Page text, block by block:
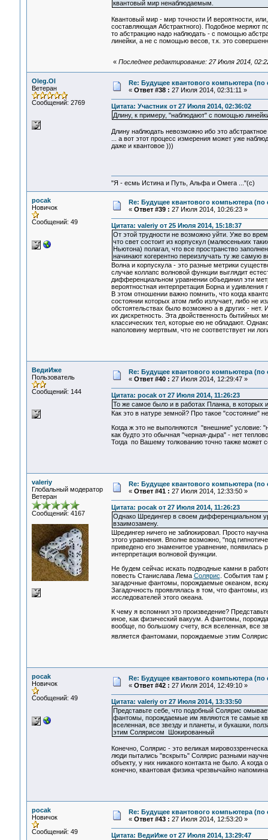
квантовый мир ненаблюдаемым.
Квантовый мир - мир точности И вероятности,
составляющая Абстрактного). Подобное меряют
то абстракцию надо наблюдать - с помощью
линейки, а не с помощью весов, т.к. это
« Последнее редактирование: 27 Июля 2014,
Oleg.Ol
Ветеран
Сообщений: 2769
Re: Будущее квантового компьютера (по
« Ответ #38 : 27 Июля 2014, 02:31:11 »
Цитата: Участник от 27 Июля 2014, 02:36:02
Длину, к примеру, "наблюдают" с помощью
Длину наблюдать невозможно ибо это
... а вот этот процесс измерения может уже
даже и квантовое )))
"Я - есмь Истина и Путь, Альфа и Омега ..."(с)
pocak
Новичок
Сообщений: 49
Re: Будущее квантового компьютера (по
« Ответ #39 : 27 Июля 2014, 10:26:23 »
Цитата: valeriy от 25 Июля 2014, 15:18:37
От этой трудности не возможно уйти. Уже во
что свет состоит из корпускул (малюсеньких
Ньютона) полагал, что все пространство
начинают когерентно переизлучать ту же самую
Волна и корпускула - это разные метрики
случае коллапс волновой функции выглядит
дифференциальном уравнении объединил эти
вероятностная интерпретация Борна и
В этом отношении важно помнить, что когда
состоянии которых атом либо излучает, либо не
обстоятельствах было возможно а в других -
их дискретность. Эта двойственность бытийных
классических тел, которые ею не обладают.
наполовину мертвым, что не соответствует ни
ВедиИже
Пользователь
Сообщений: 144
Re: Будущее квантового компьютера (по
« Ответ #40 : 27 Июля 2014, 12:29:47 »
Цитата: pocak от 27 Июля 2014, 11:26:23
То же самое было и в работах Планка, в которых
Как это в натуре земной? Про такое "состояние"
Когда ж это не выполняются "внешние" условие:
как будто это обычная "черная-дыра" - нет
Тогда по Вашему толкованию точно также может
valeriy
Глобальный модератор
Ветеран
Сообщений: 4167
Re: Будущее квантового компьютера (по
« Ответ #41 : 27 Июля 2014, 12:33:50 »
Цитата: pocak от 27 Июля 2014, 11:26:23
Однако Шредингер в своем дифференциальном
взаимозамену.
Шредингер ничего не заблокировал. Просто
этого уравнения. Вполне возможно, "под
приведено его знаменитое уравнение, появилась
интерпретация волновой функции.
Не будем сейчас искать подводные камни в
повесть Станислава Лема Солярис . События там
загадочные фантомы, порождаемые океаном,
Загадочность проявлялась в том, что фантомы,
исследователей этого океана.
К чему я вспомнил это произведение?
иное, как физический вакуум. А фантомы,
вообще, по большому счету, вся вселенная, все
является фантомами, порождаемые этим
pocak
Новичок
Сообщений: 49
Re: Будущее квантового компьютера (по
« Ответ #42 : 27 Июля 2014, 12:49:10 »
Цитата: valeriy от 27 Июля 2014, 13:33:50
Представьте себе, что подобный Солярис
фантомы, порождаемые им являются те самые
вселенная, все звезду и планеты, и букашки,
этим Солярисом Шокированный
Конечно, Солярис - это великая
люди пытались "вскрыть" Солярис разными
объекту, у них никакого контакта не было. А
конечно, квантовая физика чрезвычайно
pocak
Новичок
Сообщений: 49
Re: Будущее квантового компьютера (по
« Ответ #43 : 27 Июля 2014, 12:53:20 »
Цитата: ВедиИже от 27 Июля 2014, 13:29:47